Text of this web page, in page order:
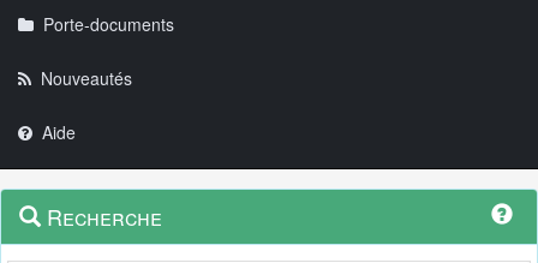
Porte-documents
Nouveautés
Aide
Navigation
outils
Menu
contextuel
Recherche